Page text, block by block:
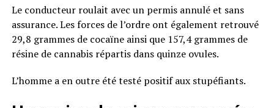
Le conducteur roulait avec un permis annulé et sans
assurance. Les forces de l’ordre ont également retrouvé
29,8 grammes de cocaïne ainsi que 157,4 grammes de
résine de cannabis répartis dans quinze ovules.
L’homme a en outre été testé positif aux stupéfiants.